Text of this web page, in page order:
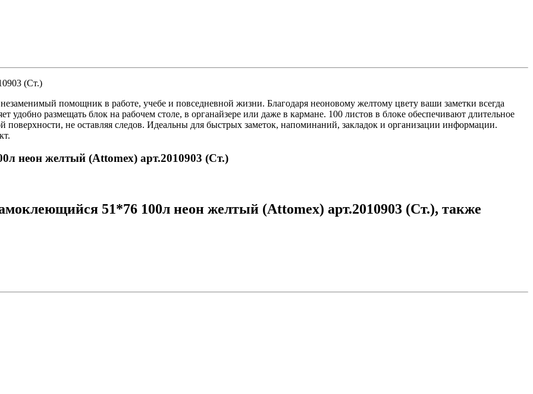
(Ст.)
помощник в работе, учебе и повседневной жизни. Благодаря неоновому желтому цвету ваши заметки всегда
размещать блок на рабочем столе, в органайзере или даже в кармане. 100 листов в блоке обеспечивают длительное
поверхности, не оставляя следов. Идеальны для быстрых заметок, напоминаний, закладок и организации информации.
неон желтый (Attomex) арт.2010903 (Ст.)
51*76 100л неон желтый (Attomex) арт.2010903 (Ст.), также